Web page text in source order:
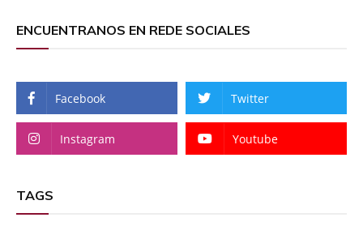
ENCUENTRANOS EN REDE SOCIALES
Facebook Twitter
Instagram Youtube
TAGS